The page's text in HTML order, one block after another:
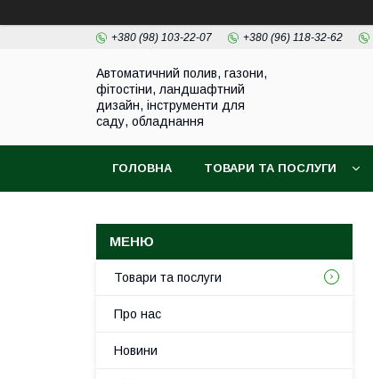
+380 (98) 103-22-07 +380 (96) 118-32-62
Автоматичний полив, газони,
фітостіни, ландшафтний
дизайн, інструменти для
саду, обладнання
ГОЛОВНА ТОВАРИ ТА ПОСЛУГИ
Товари та послуги
Про нас
Новини